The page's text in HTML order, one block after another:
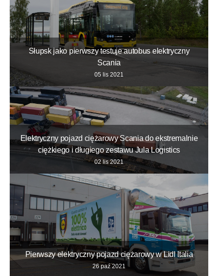
Słupsk jako pierwszy testuje autobus elektryczny
Scania
05 lis 2021
Elektryczny pojazd ciężarowy Scania do ekstremalnie
ciężkiego i długiego zestawu Jula Logistics
02 lis 2021
Pierwszy elektryczny pojazd ciężarowy w Lidl Italia
26 paź 2021